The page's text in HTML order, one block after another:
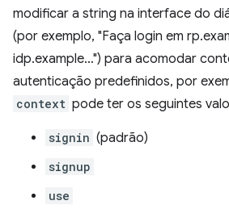
modificar a string na interface do
(por exemplo, "Faça login em
idp.example…") para acomodar
autenticação predefinidos, por
context pode ter os seguintes
signin (padrão)
signup
use